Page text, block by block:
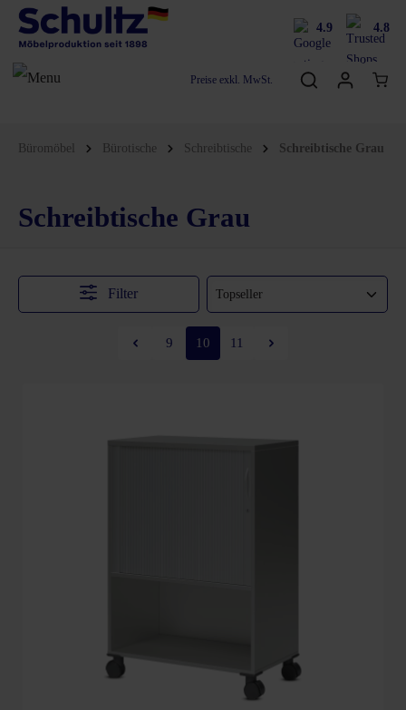
4.9 4.8
Preise exkl. MwSt.
Büromöbel Bürotische Schreibtische Schreibtische Grau
Schreibtische Grau
Filter
9 10 11